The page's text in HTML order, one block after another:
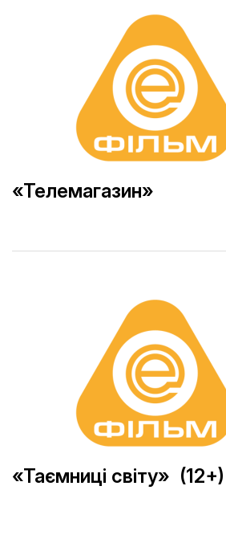
«Телемагазин»
«Таємниці світу» (12+)